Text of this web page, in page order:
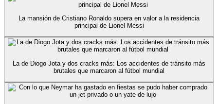
La mansión de Cristiano Ronaldo supera en valor a la residencia
principal de Lionel Messi
La de Diogo Jota y dos cracks más: Los accidentes de tránsito más
brutales que marcaron al fútbol mundial